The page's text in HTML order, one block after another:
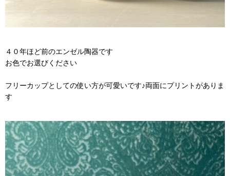
４０年ほど前のエンゼル陶器です
お色でお選びください
フリーカップとしての使い方が可愛いです♪両面にプリントがありま
す